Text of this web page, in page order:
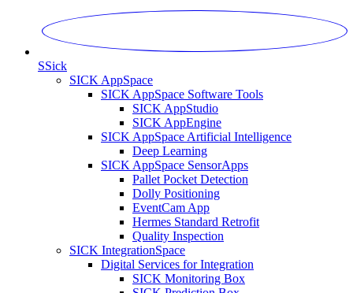
SSick
SICK AppSpace
SICK AppSpace Software Tools
SICK AppStudio
SICK AppEngine
SICK AppSpace Artificial Intelligence
Deep Learning
SICK AppSpace SensorApps
Pallet Pocket Detection
Dolly Positioning
EventCam App
Hermes Standard Retrofit
Quality Inspection
SICK IntegrationSpace
Digital Services for Integration
SICK Monitoring Box